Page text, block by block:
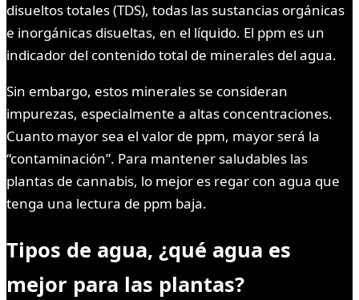
disueltos totales (TDS), todas las sustancias orgánicas
e inorgánicas disueltas, en el líquido. El ppm es un
indicador del contenido total de minerales del agua.
Sin embargo, estos minerales se consideran
impurezas, especialmente a altas concentraciones.
Cuanto mayor sea el valor de ppm, mayor será la
“contaminación”. Para mantener saludables las
plantas de cannabis, lo mejor es regar con agua que
tenga una lectura de ppm baja.
Tipos de agua, ¿qué agua es
mejor para las plantas?